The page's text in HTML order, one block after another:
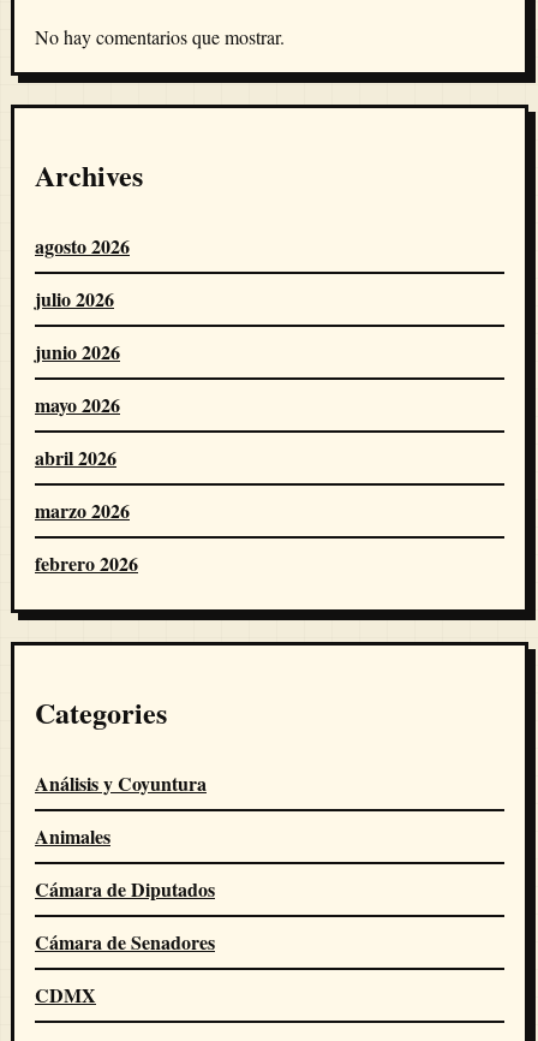
No hay comentarios que mostrar.
Archives
agosto 2026
julio 2026
junio 2026
mayo 2026
abril 2026
marzo 2026
febrero 2026
Categories
Análisis y Coyuntura
Animales
Cámara de Diputados
Cámara de Senadores
CDMX